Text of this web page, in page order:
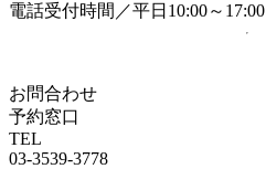
電話受付時間／平日10:00～17:00
お問合わせ
予約窓口
TEL
03-3539-3778